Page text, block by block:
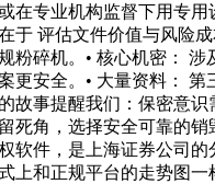
在专业机构监督下用专
于 评估文件价值与风险
粉碎机。• 核心机密：
更安全。• 大量资料：
故事提醒我们：保密意
死角，选择安全可靠的
软件，是上海证券公司
上和正规平台的走势图